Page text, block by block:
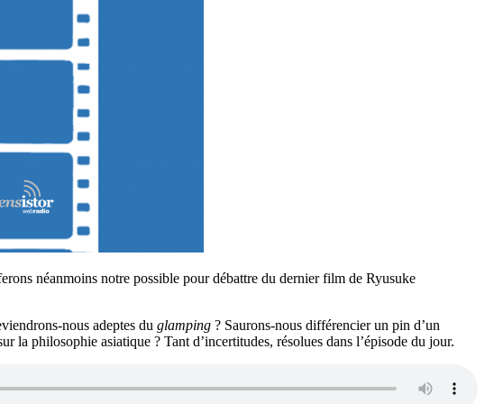
néanmoins notre possible pour débattre du dernier film de Ryusuke
nous adeptes du glamping ? Saurons-nous différencier un pin d’un
philosophie asiatique ? Tant d’incertitudes, résolues dans l’épisode du jour.